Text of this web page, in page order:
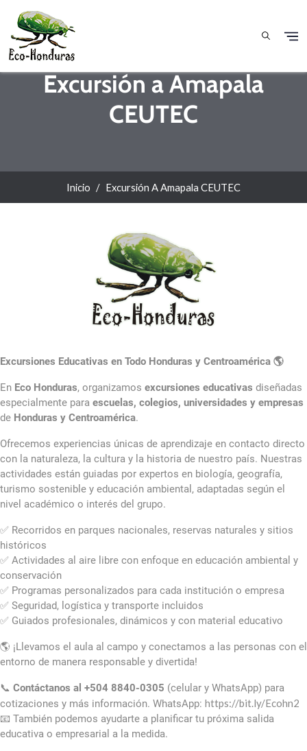
Excursión a Amapala
CEUTEC
Inicio Excursión A Amapala CEUTEC
Excursiones Educativas en Todo Honduras y Centroamérica 🌎
En Eco Honduras, organizamos excursiones educativas diseñadas
especialmente para escuelas, colegios, universidades y empresas
de Honduras y Centroamérica.
Ofrecemos experiencias únicas de aprendizaje en contacto directo
con la naturaleza, la cultura y la historia de nuestro país. Nuestras
actividades están guiadas por expertos en biología, geografía,
turismo sostenible y educación ambiental, adaptadas según el
nivel académico o interés del grupo.
✅ Recorridos en parques nacionales, reservas naturales y sitios
históricos
✅ Actividades al aire libre con enfoque en educación ambiental y
conservación
✅ Programas personalizados para cada institución o empresa
✅ Seguridad, logística y transporte incluidos
✅ Guiados profesionales, dinámicos y con material educativo
🌎 ¡Llevamos el aula al campo y conectamos a las personas con el
entorno de manera responsable y divertida!
📞 Contáctanos al +504 8840-0305 (celular y WhatsApp) para
cotizaciones y más información. WhatsApp: https://bit.ly/Ecohn2
📧 También podemos ayudarte a planificar tu próxima salida
educativa o empresarial a la medida.